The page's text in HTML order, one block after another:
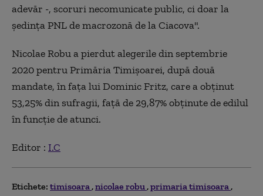
adevăr -, scoruri necomunicate public, ci doar la
şedinţa PNL de macrozonă de la Ciacova".
Nicolae Robu a pierdut alegerile din septembrie
2020 pentru Primăria Timişoarei, după două
mandate, în faţa lui Dominic Fritz, care a obţinut
53,25% din sufragii, faţă de 29,87% obţinute de edilul
în funcţie de atunci.
Editor : I.C
Etichete: timisoara nicolae robu primaria timisoara